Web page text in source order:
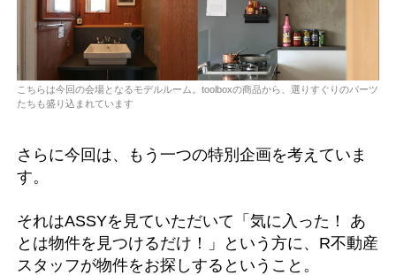
こちらは今回の会場となるモデルルーム。toolboxの商品から、選りすぐりのパーツ
たちも盛り込まれています
さらに今回は、もう一つの特別企画を考えていま
す。
それはASSYを見ていただいて「気に入った！ あ
とは物件を見つけるだけ！」という方に、R不動産
スタッフが物件をお探しするということ。